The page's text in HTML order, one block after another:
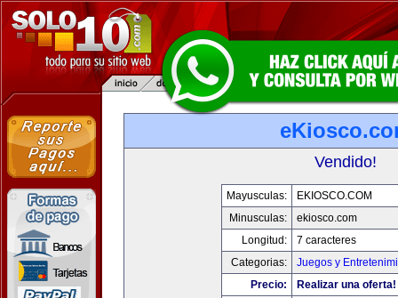
Vendido!
Mayusculas:
EKIOSCO.COM
Minusculas:
ekiosco.com
Longitud:
7 caracteres
Categorias:
Juegos y
Precio:
Realizar una oferta!